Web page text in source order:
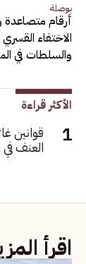
بوصلة
أرقام متصاعدة
الاختفاء
والسلطات في
الأكثر قراءة
قوانين
العنف
اقرأ